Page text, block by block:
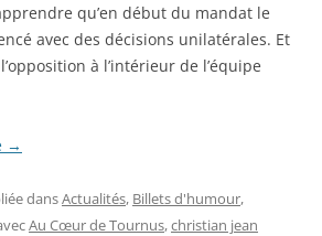
qu’en début du mandat le
avec des décisions unilatérales. Et
à l’intérieur de l’équipe
→
dansActualités, Billets d'humour,
Au Cœur de Tournus,christian jean